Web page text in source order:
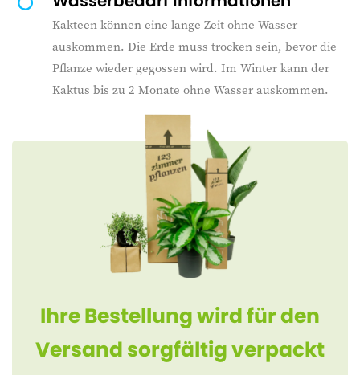
Kakteen können eine lange Zeit ohne Wasser
auskommen. Die Erde muss trocken sein, bevor die
Pflanze wieder gegossen wird. Im Winter kann der
Kaktus bis zu 2 Monate ohne Wasser auskommen.
Ihre Bestellung wird für den
Versand sorgfältig verpackt